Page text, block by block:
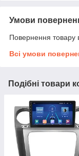
Умови
Повернення товару
Всі умови
Подібні товари